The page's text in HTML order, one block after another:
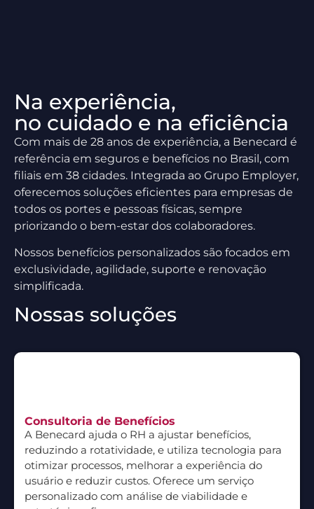
Na experiência,
no cuidado e na eficiência
Com mais de 28 anos de experiência, a Benecard é
referência em seguros e benefícios no Brasil, com
filiais em 38 cidades. Integrada ao Grupo Employer,
oferecemos soluções eficientes para empresas de
todos os portes e pessoas físicas, sempre
priorizando o bem-estar dos colaboradores.
Nossos benefícios personalizados são focados em
exclusividade, agilidade, suporte e renovação
simplificada.
Nossas soluções
Consultoria de Benefícios
A Benecard ajuda o RH a ajustar benefícios,
reduzindo a rotatividade, e utiliza tecnologia para
otimizar processos, melhorar a experiência do
usuário e reduzir custos. Oferece um serviço
personalizado com análise de viabilidade e